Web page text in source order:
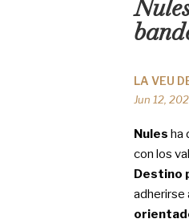
LA VEU
Jun 12,
Nules ha
con los
Destino
adherirse